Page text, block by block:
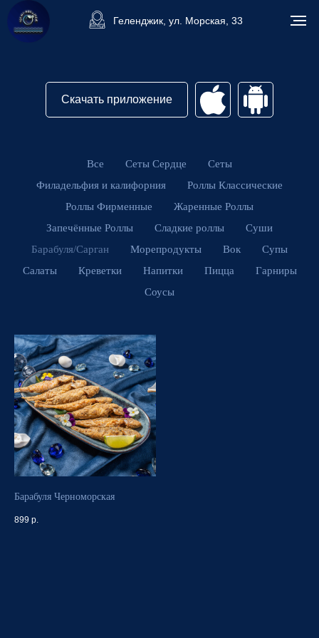
Геленджик, ул. Морская, 33
Скачать приложение
Все Сеты Сердце
Сеты
Филадельфия и калифорния
Роллы Классические
Роллы Фирменные
Жаренные Роллы
Запечённые Роллы
Сладкие роллы
Суши
Барабуля/Сарган
Морепродукты Вок
Супы
Салаты
Креветки Напитки Пицца
Гарниры
Соусы
Барабуля Черноморская
899 р.